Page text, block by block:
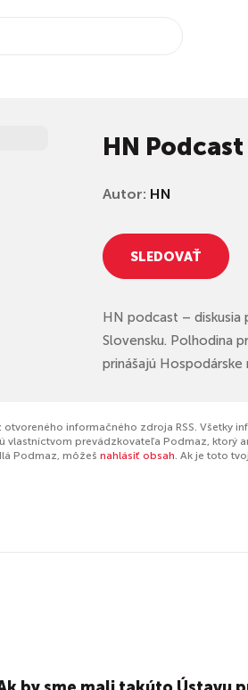
HN Podcast
Autor: HN
SLEDOVAŤ
HN podcast –
Slovensku. Polhodina
prinášajú Hospodárske
otvoreného informačného zdroja RSS. Všetky
vlastníctvom prevádzkovateľa Podmaz,
Podmaz, môžeš nahlásiť obsah. Ak je toto